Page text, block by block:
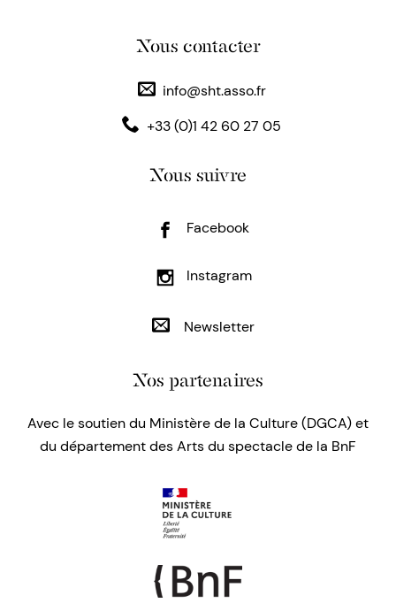
Nous contacter
info@sht.asso.fr
+33 (0)1 42 60 27 05
Nous suivre
Facebook
Instagram
Newsletter
Nos partenaires
Avec le soutien du Ministère de la Culture (DGCA) et
du département des Arts du spectacle de la BnF